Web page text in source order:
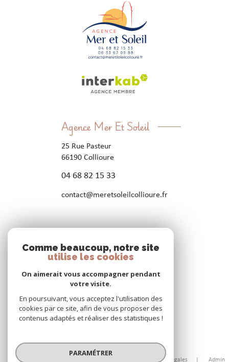
Agence Mer Et Soleil
25 Rue Pasteur
66190 Collioure
04 68 82 15 33
contact@meretsoleilcollioure.fr
Nous suivre
Mentions légales Admin
Comme beaucoup, notre site
utilise les cookies
On aimerait vous accompagner pendant
votre visite.
En poursuivant, vous acceptez l'utilisation des
cookies par ce site, afin de vous proposer des
contenus adaptés et réaliser des statistiques !
PARAMÉTRER